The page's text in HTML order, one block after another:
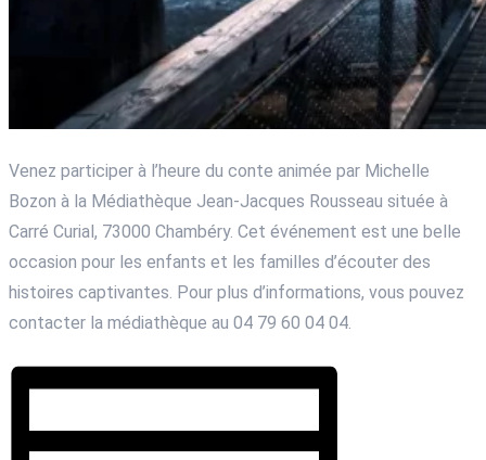
Venez participer à l’heure du conte animée par Michelle
Bozon à la Médiathèque Jean-Jacques Rousseau située à
Carré Curial, 73000 Chambéry. Cet événement est une belle
occasion pour les enfants et les familles d’écouter des
histoires captivantes. Pour plus d’informations, vous pouvez
contacter la médiathèque au 04 79 60 04 04.